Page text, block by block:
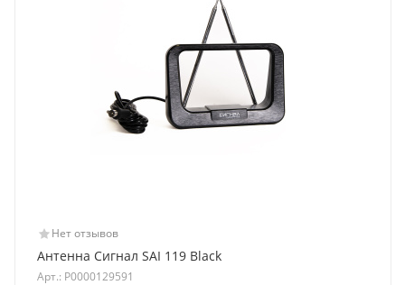
Нет отзывов
Антенна Сигнал SAI 119 Black
Арт.: Р0000129591